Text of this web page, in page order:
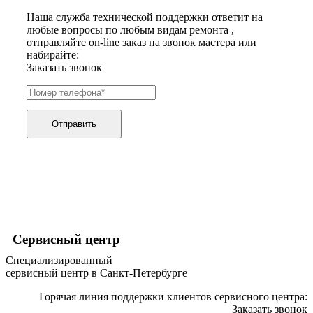
ибп
игровых приставок
игрушек
игрушек на радиоуправлении
imac
имитаторов верховой езды
инерционных массажеров
инфузионных насосов
ингаляторов
инкубаторов
интерактивных комплексов
интерфейсных модулей
инверторов
ионизаторов
ipad
Наша служба технической поддержки ответит на
любые вопросы по любым видам ремонта ,
отправляйте on-line заказ на звонок мастера или
набирайте:
Заказать звонок
Отправить
Сервисный центр
Специализированный
сервисный центр в Санкт-Петербурге
Горячая линия поддержки клиентов сервисного центра:
Заказать звонок